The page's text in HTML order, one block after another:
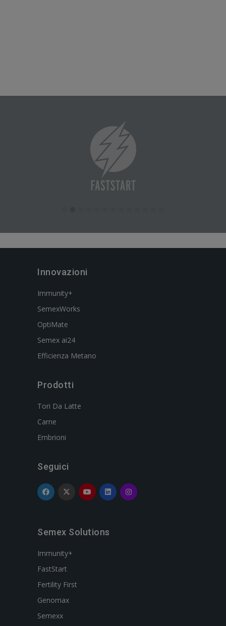
Innovazioni
Immunity+
SemexWorks
OptiMate
Semex ai24
Efficienza Metano
Prodotti
Tori Da Latte
Carne
Embrioni
Seguici
Semex Solutions
Immunity+
FastStart
Fertility First
Genomax
Semexx